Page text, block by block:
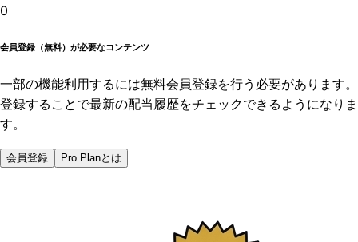
0
会員登録（無料）が必要なコンテンツ
一部の機能利用するには無料会員登録を行う必要があります。
登録することで最新の配当履歴をチェックできるようになりま
す。
会員登録 Pro Planとは